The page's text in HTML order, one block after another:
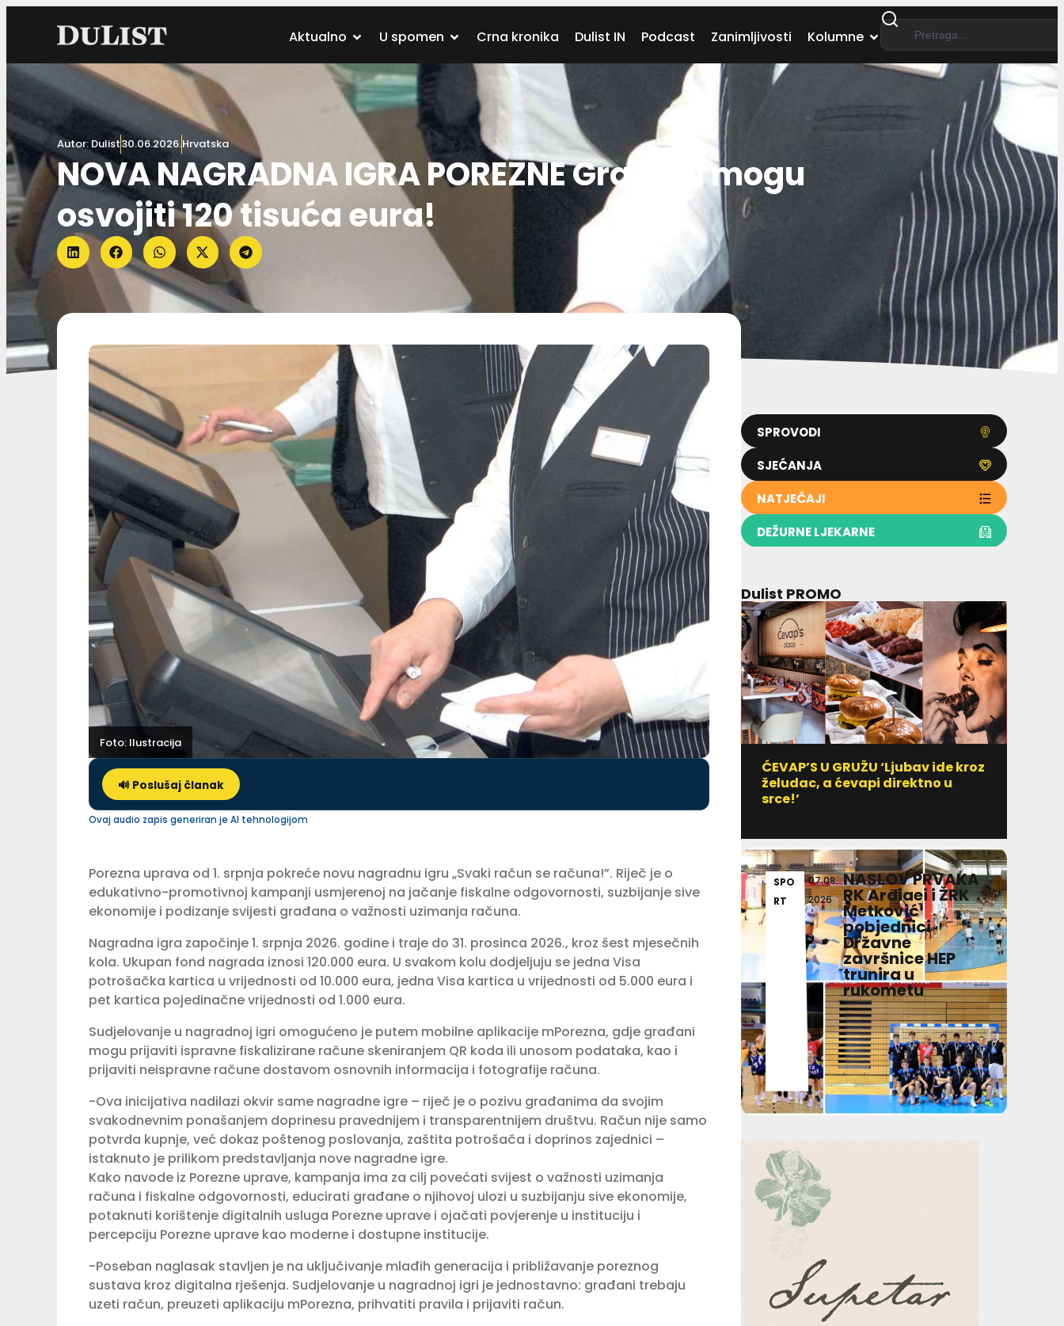
Aktualno U spomen Crna kronika Dulist IN Podcast Zanimljivosti Kolumne
Autor: Dulist30.06.2026.Hrvatska
NOVA NAGRADNA IGRA POREZNE Građani mogu
osvojiti 120 tisuća eura!
Foto: Ilustracija
🔊 Poslušaj članak
Ovaj audio zapis generiran je AI tehnologijom
Porezna uprava od 1. srpnja pokreće novu nagradnu igru „Svaki račun se računa!”. Riječ je o
edukativno-promotivnoj kampanji usmjerenoj na jačanje fiskalne odgovornosti, suzbijanje sive
ekonomije i podizanje svijesti građana o važnosti uzimanja računa.
Nagradna igra započinje 1. srpnja 2026. godine i traje do 31. prosinca 2026., kroz šest mjesečnih
kola. Ukupan fond nagrada iznosi 120.000 eura. U svakom kolu dodjeljuju se jedna Visa
potrošačka kartica u vrijednosti od 10.000 eura, jedna Visa kartica u vrijednosti od 5.000 eura i
pet kartica pojedinačne vrijednosti od 1.000 eura.
Sudjelovanje u nagradnoj igri omogućeno je putem mobilne aplikacije mPorezna, gdje građani
mogu prijaviti ispravne fiskalizirane račune skeniranjem QR koda ili unosom podataka, kao i
prijaviti neispravne račune dostavom osnovnih informacija i fotografije računa.
-Ova inicijativa nadilazi okvir same nagradne igre – riječ je o pozivu građanima da svojim
svakodnevnim ponašanjem doprinesu pravednijem i transparentnijem društvu. Račun nije samo
potvrda kupnje, već dokaz poštenog poslovanja, zaštita potrošača i doprinos zajednici –
istaknuto je prilikom predstavljanja nove nagradne igre.
Kako navode iz Porezne uprave, kampanja ima za cilj povećati svijest o važnosti uzimanja
računa i fiskalne odgovornosti, educirati građane o njihovoj ulozi u suzbijanju sive ekonomije,
potaknuti korištenje digitalnih usluga Porezne uprave i ojačati povjerenje u instituciju i
percepciju Porezne uprave kao moderne i dostupne institucije.
-Poseban naglasak stavljen je na uključivanje mlađih generacija i približavanje poreznog
sustava kroz digitalna rješenja. Sudjelovanje u nagradnoj igri je jednostavno: građani trebaju
uzeti račun, preuzeti aplikaciju mPorezna, prihvatiti pravila i prijaviti račun.
SPROVODI
SJEĆANJA
NATJEČAJI
DEŽURNE LJEKARNE
Dulist PROMO
ĆEVAP’S U GRUŽU ‘Ljubav ide kroz
želudac, a ćevapi direktno u
srce!’
SPO
RT
07.08.
2026
NASLOV PRVAKA
RK Ardiaei i ŽRK
Metković
pobjednici
Državne
završnice HEP
trunira u
rukometu